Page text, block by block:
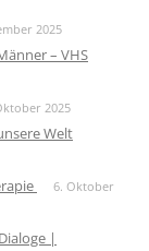
2025
– VHS
2025
Welt
6. Oktober
|